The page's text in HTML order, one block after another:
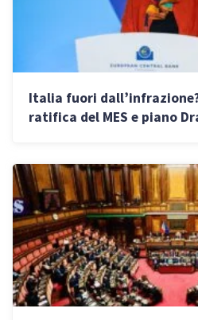
Italia fuori dall’infrazione?
ratifica del MES e piano